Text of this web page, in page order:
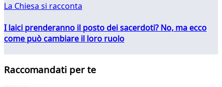
La Chiesa si racconta
I laici prenderanno il posto dei sacerdoti? No, ma ecco
come può cambiare il loro ruolo
Raccomandati per te